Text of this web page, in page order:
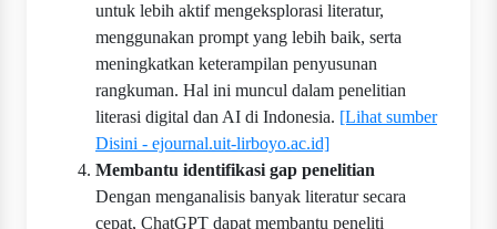
untuk lebih aktif mengeksplorasi literatur,
menggunakan prompt yang lebih baik, serta
meningkatkan keterampilan penyusunan
rangkuman. Hal ini muncul dalam penelitian
literasi digital dan AI di Indonesia. [Lihat sumber
Disini - ejournal.uit-lirboyo.ac.id]
Membantu identifikasi gap penelitian
Dengan menganalisis banyak literatur secara
cepat, ChatGPT dapat membantu peneliti